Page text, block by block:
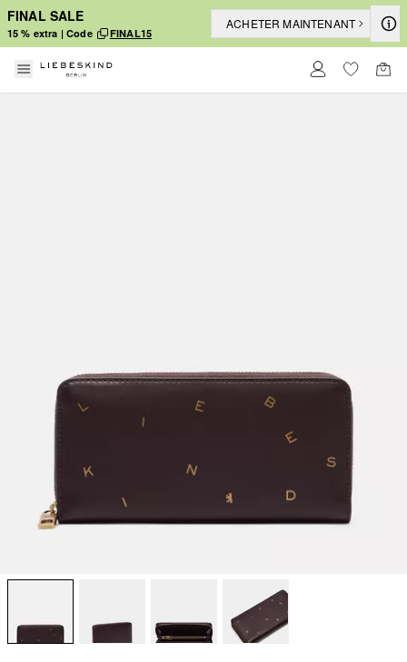
FINAL SALE
15 % extra | Code FINAL15
ACHETER MAINTENANT